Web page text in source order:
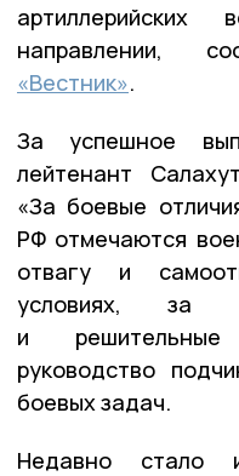
направлении,
«Вестник».
За успешное
лейтенант
«За боевые
РФ отмечаются
отвагу и
условиях, за
и
руководство
боевых задач.
Недавно стало